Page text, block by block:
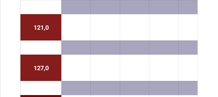
121,0
127,0